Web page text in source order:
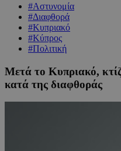
#Αστυνομία
#Διαφθορά
#Κυπριακό
#Κύπρος
#Πολιτική
Μετά το Κυπριακό,
κατά της διαφθοράς